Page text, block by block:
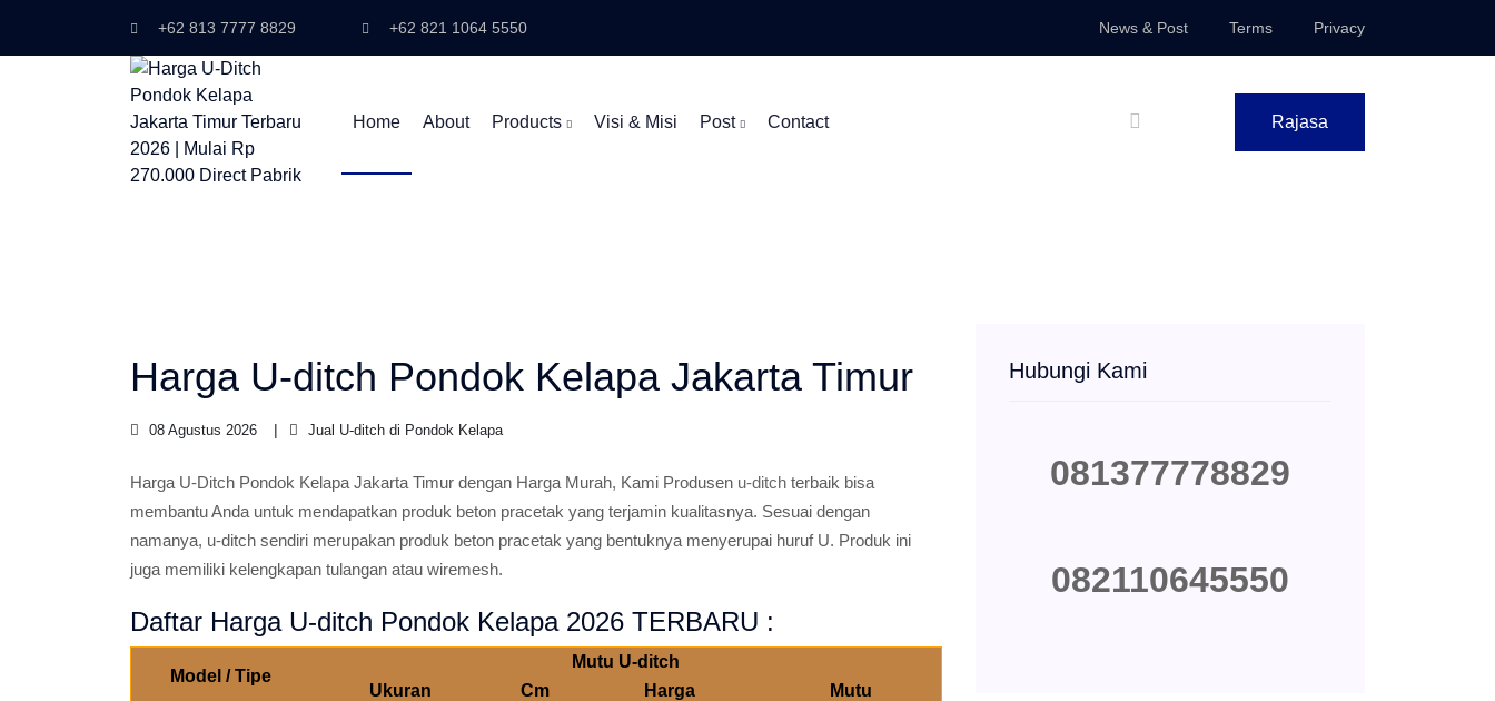
+62 813 7777 8829 +62 821 1064 5550 News & Post Terms Privacy
Home About Products Visi & Misi Post Contact Rajasa
Harga U-ditch Pondok Kelapa Jakarta Timur
08 Agustus 2026 Jual U-ditch di Pondok Kelapa
Harga U-Ditch Pondok Kelapa Jakarta Timur dengan Harga Murah, Kami Produsen u-ditch terbaik bisa
membantu Anda untuk mendapatkan produk beton pracetak yang terjamin kualitasnya. Sesuai dengan
namanya, u-ditch sendiri merupakan produk beton pracetak yang bentuknya menyerupai huruf U. Produk ini
juga memiliki kelengkapan tulangan atau wiremesh.
Daftar Harga U-ditch Pondok Kelapa 2026 TERBARU :
Model / Tipe
Mutu U-ditch
Ukuran
Cm Harga Mutu
Hubungi Kami
081377778829
082110645550